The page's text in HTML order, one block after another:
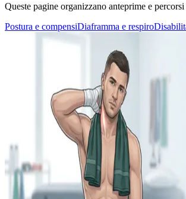
Queste pagine organizzano anteprime e
Postura e compensiDiaframma e respiro